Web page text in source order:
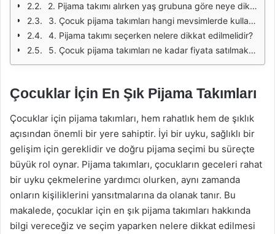
2. Pijama takımı alırken yaş grubuna göre neye dikkat edilmelidir?
3. Çocuk pijama takımları hangi mevsimlerde kullanılabilir?
4. Pijama takımı seçerken nelere dikkat edilmelidir?
5. Çocuk pijama takımları ne kadar fiyata satılmaktadır?
Çocuklar İçin En Şık Pijama Takımları
Çocuklar için pijama takımları, hem rahatlık hem de şıklık
açısından önemli bir yere sahiptir. İyi bir uyku, sağlıklı bir
gelişim için gereklidir ve doğru pijama seçimi bu süreçte
büyük rol oynar. Pijama takımları, çocukların geceleri rahat
bir uyku çekmelerine yardımcı olurken, aynı zamanda
onların kişiliklerini yansıtmalarına da olanak tanır. Bu
makalede, çocuklar için en şık pijama takımları hakkında
bilgi vereceğiz ve seçim yaparken nelere dikkat edilmesi